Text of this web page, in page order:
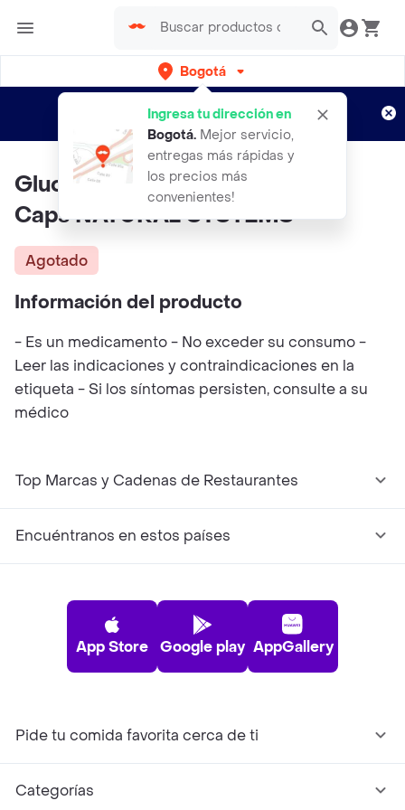
Bogotá
Ingresa tu dirección en
Bogotá. Mejor servicio,
entregas más rápidas y
los precios más
convenientes!
envíos gratis por semanas
Aplican TyC
Glucosamina Chondroitin 100
Caps NATURAL SYSTEMS
Agotado
Información del producto
- Es un medicamento - No exceder su consumo -
Leer las indicaciones y contraindicaciones en la
etiqueta - Si los síntomas persisten, consulte a su
médico
Top Marcas y Cadenas de Restaurantes
Encuéntranos en estos países
App Store Google play AppGallery
Pide tu comida favorita cerca de ti
Categorías